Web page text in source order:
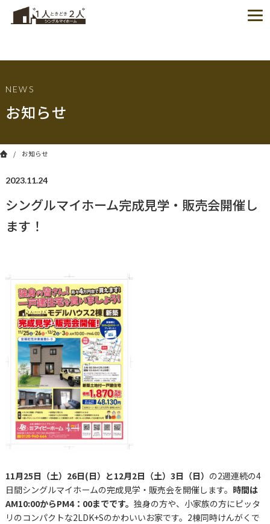
NEWS
お知らせ
お知らせ
2023.11.24
シングルマイホーム完成見学・販売会開催し
ます！
11月25日（土）26日(日）と12月2日（土）3日（日） の2週連続の4
日間シングルマイホームの完成見学・販売会を開催します。 時間は
AM10:00からPM4：00までです。 独身の方や、小家族の方にピッタ
リのコンパクトな2LDK+Sのかわいいお家です。2棟同時けんがくで